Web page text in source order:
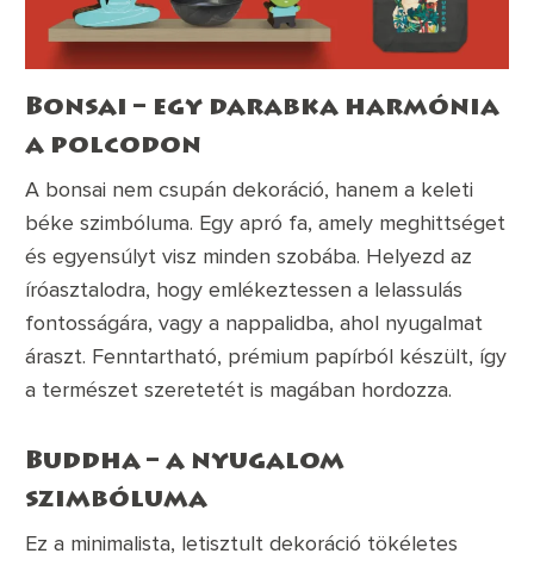
Bonsai – egy darabka harmónia
a polcodon
A bonsai nem csupán dekoráció, hanem a keleti
béke szimbóluma. Egy apró fa, amely meghittséget
és egyensúlyt visz minden szobába. Helyezd az
íróasztalodra, hogy emlékeztessen a lelassulás
fontosságára, vagy a nappalidba, ahol nyugalmat
áraszt. Fenntartható, prémium papírból készült, így
a természet szeretetét is magában hordozza.
Buddha – a nyugalom
szimbóluma
Ez a minimalista, letisztult dekoráció tökéletes